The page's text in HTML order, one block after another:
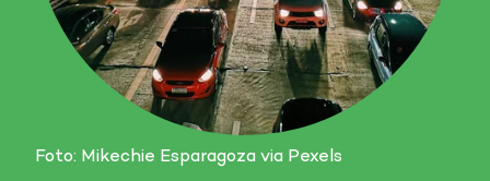
Foto: Mikechie Esparagoza via Pexels